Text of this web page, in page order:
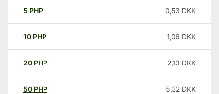
5 PHP 0,53 DKK
10 PHP 1,06 DKK
20 PHP 2,13 DKK
50 PHP 5,32 DKK